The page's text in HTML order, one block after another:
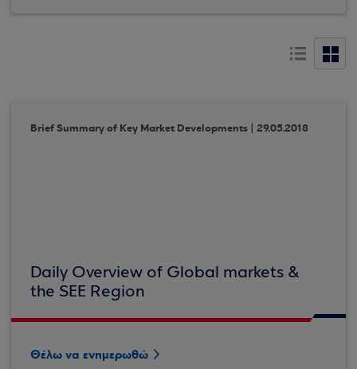
Brief Summary of Key Market Developments | 29.05.2018
Daily Overview of Global markets &
the SEE Region
Θέλω να ενημερωθώ